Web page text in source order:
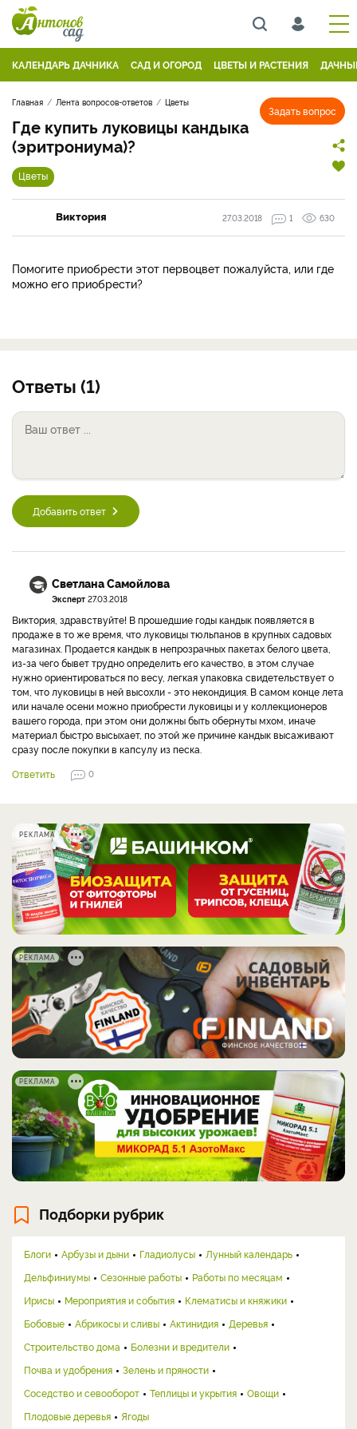
КАЛЕНДАРЬ ДАЧНИКА САД И ОГОРОД ЦВЕТЫ И РАСТЕНИЯ
Задать вопрос
Главная Лента вопросов-ответов Цветы
Где купить луковицы кандыка
(эритрониума)?
Цветы
Виктория 27.03.2018 1 630
Помогите приобрести этот первоцвет пожалуйста, или где
можно его приобрести?
Ответы (1)
Добавить ответ
Светлана Самойлова
Эксперт 27.03.2018
Виктория, здравствуйте! В прошедшие годы кандык появляется в
продаже в то же время, что луковицы тюльпанов в крупных садовых
магазинах. Продается кандык в непрозрачных пакетах белого цвета,
из-за чего бывет трудно определить его качество, в этом случае
нужно ориентироваться по весу, легкая упаковка свидетельствует о
том, что луковицы в ней высохли - это некондиция. В самом конце лета
или начале осени можно приобрести луковицы и у коллекционеров
вашего города, при этом они должны быть обернуты мхом, иначе
материал быстро высыхает, по этой же причине кандык высаживают
сразу после покупки в капсулу из песка.
Ответить
0
РЕКЛАМА
РЕКЛАМА
РЕКЛАМА
Подборки рубрик
Блоги Арбузы и дыни Гладиолусы
Лунный календарь
Дельфиниумы
Сезонные работы
Работы по месяцам
Ирисы
Мероприятия и события
Клематисы и княжики
Бобовые
Абрикосы и сливы Актинидия
Деревья
Строительство дома
Болезни и вредители
Почва и удобрения
Зелень и пряности
Соседство и севооборот
Теплицы и укрытия
Овощи
Плодовые деревья
Ягоды